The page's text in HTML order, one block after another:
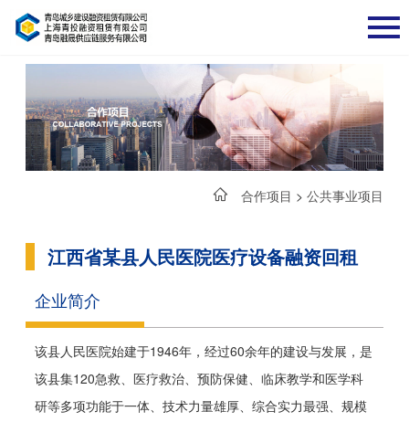
合作项目 >公共事业项目
江西省某县人民医院医疗设备融资回租
企业简介
该县人民医院始建于1946年，经过60余年的建设与发展，是
该县集120急救、医疗救治、预防保健、临床教学和医学科
研等多项功能于一体、技术力量雄厚、综合实力最强、规模